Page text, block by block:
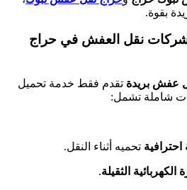
بقوة.
شركات نقل العفش في حراج
عفش بريدة تقدم فقط خدمة تحميل
شاملة تشمل:
تحميه أثناء النقل.
الثقيلة.